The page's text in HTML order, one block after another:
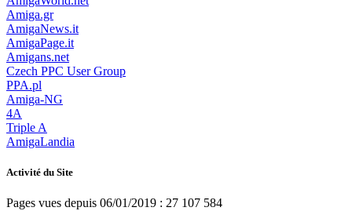
Amiga.gr
AmigaNews.it
AmigaPage.it
Amigans.net
Czech PPC User Group
PPA.pl
Amiga-NG
4A
Triple A
AmigaLandia
Activité du Site
Pages vues depuis 06/01/2019 : 27 107 584